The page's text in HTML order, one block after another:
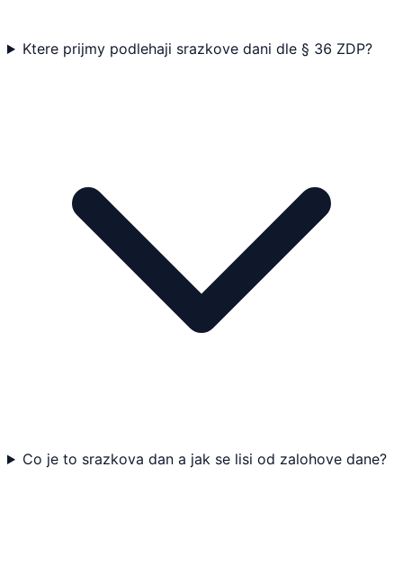
Ktere prijmy podlehaji srazkove dani dle § 36 ZDP?
Co je to srazkova dan a jak se lisi od zalohove dane?